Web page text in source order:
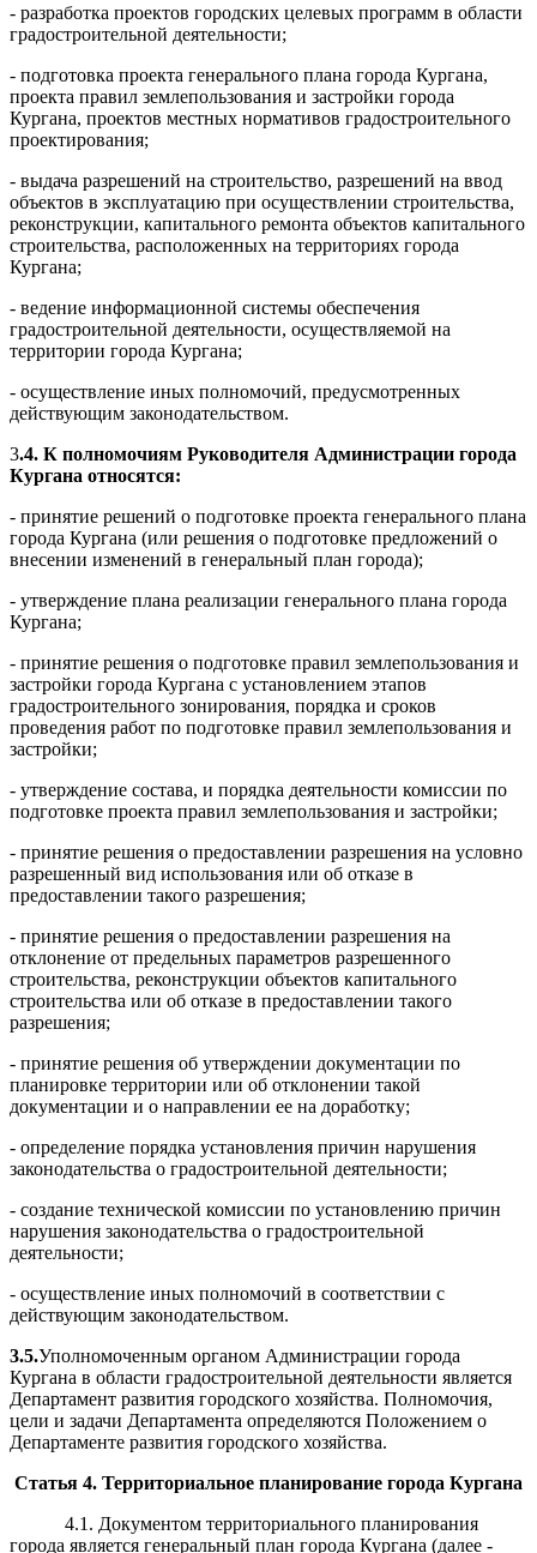
- разработка проектов городских целевых программ в области
градостроительной деятельности;
- подготовка проекта генерального плана города Кургана,
проекта правил землепользования и застройки города
Кургана, проектов местных нормативов градостроительного
проектирования;
- выдача разрешений на строительство, разрешений на ввод
объектов в эксплуатацию при осуществлении строительства,
реконструкции, капитального ремонта объектов капитального
строительства, расположенных на территориях города
Кургана;
- ведение информационной системы обеспечения
градостроительной деятельности, осуществляемой на
территории города Кургана;
- осуществление иных полномочий, предусмотренных
действующим законодательством.
3.4. К полномочиям Руководителя Администрации города
Кургана относятся:
- принятие решений о подготовке проекта генерального плана
города Кургана (или решения о подготовке предложений о
внесении изменений в генеральный план города);
- утверждение плана реализации генерального плана города
Кургана;
- принятие решения о подготовке правил землепользования и
застройки города Кургана с установлением этапов
градостроительного зонирования, порядка и сроков
проведения работ по подготовке правил землепользования и
застройки;
- утверждение состава, и порядка деятельности комиссии по
подготовке проекта правил землепользования и застройки;
- принятие решения о предоставлении разрешения на условно
разрешенный вид использования или об отказе в
предоставлении такого разрешения;
- принятие решения о предоставлении разрешения на
отклонение от предельных параметров разрешенного
строительства, реконструкции объектов капитального
строительства или об отказе в предоставлении такого
разрешения;
- принятие решения об утверждении документации по
планировке территории или об отклонении такой
документации и о направлении ее на доработку;
- определение порядка установления причин нарушения
законодательства о градостроительной деятельности;
- создание технической комиссии по установлению причин
нарушения законодательства о градостроительной
деятельности;
- осуществление иных полномочий в соответствии с
действующим законодательством.
3.5.Уполномоченным органом Администрации города
Кургана в области градостроительной деятельности является
Департамент развития городского хозяйства. Полномочия,
цели и задачи Департамента определяются Положением о
Департаменте развития городского хозяйства.
Статья 4. Территориальное планирование города Кургана
4.1. Документом территориального планирования
города является генеральный план города Кургана (далее -